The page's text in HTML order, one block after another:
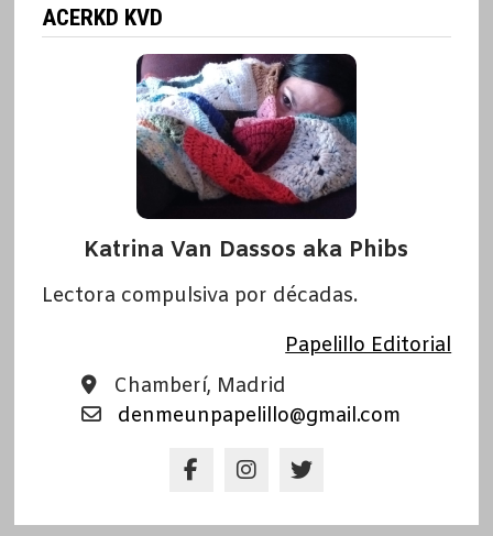
ACERKD KVD
Katrina Van Dassos aka Phibs
Lectora compulsiva por décadas.
Papelillo Editorial
Chamberí, Madrid
denmeunpapelillo@gmail.com